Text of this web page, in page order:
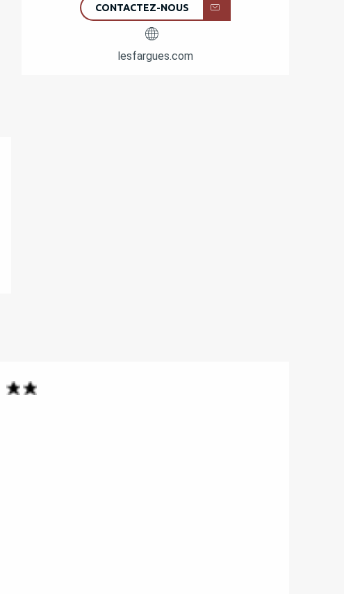
CONTACTEZ-NOUS
lesfargues.com